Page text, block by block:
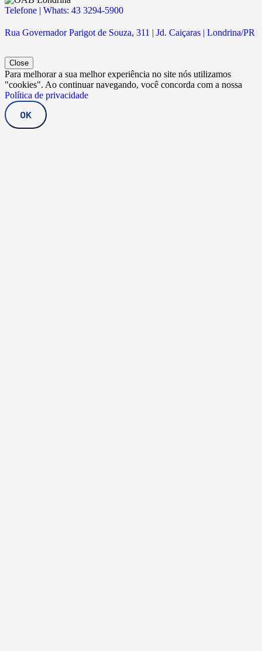
Telefone | Whats: 43 3294-5900
Rua Governador Parigot de Souza, 311 | Jd. Caiçaras | Londrina/PR
Close
Para melhorar a sua melhor experiência no site nós utilizamos
"cookies". Ao continuar navegando, você concorda com a nossa
Política de privacidade
OK